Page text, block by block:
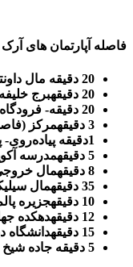
فاصله آپارتمان های
20 دقیقه مال داونتاون دبی
20 دقیقهبرج خلیفه
20 دقیقه- فرودگاه بین‌المللی دبی
3 دقیقهمرکز (فاصله پیاده‌روی)
1دقیقه پیاده‌روی- پارک عمومی
5 دقیقهمدرسه آکویلا
8 دقیقهمال خروجی دبی
35 دقیقهمال سیلیکون سنترال
10 دقیقهجزیره پالم
12 دقیقهدهکده جهانی
15 دقیقهدانشگاه دبی
5 دقیقه جاده شیخ زاید